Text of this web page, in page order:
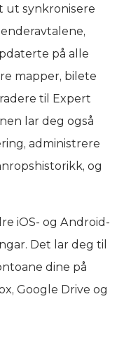
ut synkronisere
på alle
mapper, bilete
til Expert
lar deg også
administrere
og
iOS- og Android-
Det lar deg til
dine på
Google Drive og